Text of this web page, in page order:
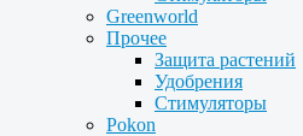
Greenworld
Прочее
Защита растений
Удобрения
Стимуляторы
Pokon